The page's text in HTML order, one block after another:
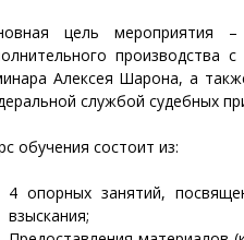
цель мероприятия
производства
Алексея Шарона, а
службой судебных
обучения состоит из:
4 опорных занятий,
взыскания;